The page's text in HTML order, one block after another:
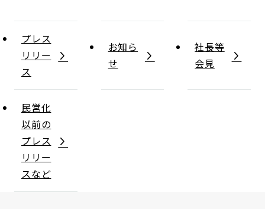
プレス
リリー
ス
お知ら
せ
社長等
会見
民営化
以前の
プレス
リリー
スなど